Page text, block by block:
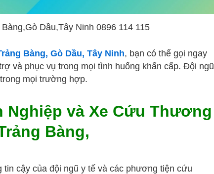
Dầu,Tây Ninh 0896 114 115
Bàng, Gò Dầu, Tây Ninh, bạn có thể gọi ngay
và phục vụ trong mọi tình huống khẩn cấp. Đội ngũ
mọi trường hợp.
Nghiệp và Xe Cứu Thương
Bàng,
cậy của đội ngũ y tế và các phương tiện cứu